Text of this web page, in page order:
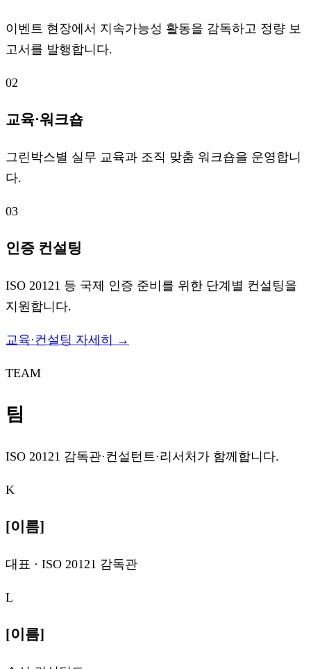
이벤트 현장에서 지속가능성 활동을 감독하고 정량 보
고서를 발행합니다.
02
교육·워크숍
그린박스별 실무 교육과 조직 맞춤 워크숍을 운영합니
다.
03
인증 컨설팅
ISO 20121 등 국제 인증 준비를 위한 단계별 컨설팅을
지원합니다.
교육·컨설팅 자세히 →
TEAM
팀
ISO 20121 감독관·컨설턴트·리서처가 함께합니다.
K
[이름]
대표 · ISO 20121 감독관
L
[이름]